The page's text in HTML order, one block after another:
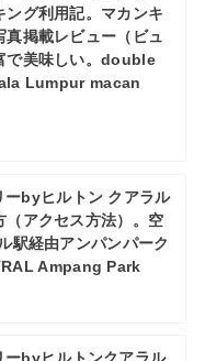
ング利用記。マカンキ
真掲載レビュー（ビュ
で美味しい。double
Lumpur macan
ーbyヒルトン クアラル
（アクセス方法）。空
駅経由アンパンパーク
Ampang Park